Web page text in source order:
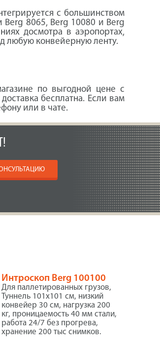
с большинством
Berg 8065, Berg 10080 и Berg
досмотра в аэропортах,
любую конвейерную ленту.
по выгодной цене с
бесплатна. Если вам
или в чате.
Интроскоп Berg 100100
Для паллетированных грузов,
Туннель 101х101 см, низкий
конвейер 30 см, нагрузка 200
кг, проницаемость 40 мм стали,
работа 24/7 без прогрева,
хранение 200 тыс снимков.